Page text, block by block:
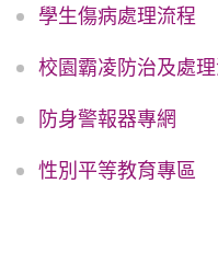
學生傷病處理流程
校園霸凌防治及處
防身警報器專網
性別平等教育專區